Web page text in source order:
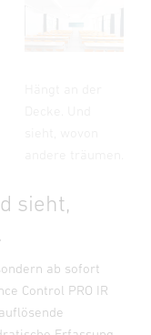
sieht,
ab sofort
Control PRO IR